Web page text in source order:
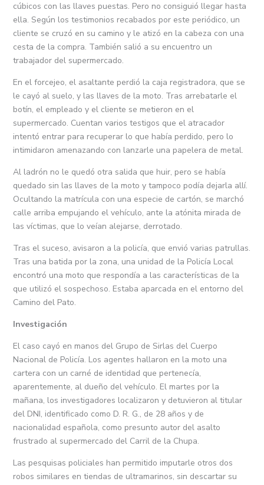
cúbicos con las llaves puestas. Pero no consiguió llegar hasta
ella. Según los testimonios recabados por este periódico, un
cliente se cruzó en su camino y le atizó en la cabeza con una
cesta de la compra. También salió a su encuentro un
trabajador del supermercado.
En el forcejeo, el asaltante perdió la caja registradora, que se
le cayó al suelo, y las llaves de la moto. Tras arrebatarle el
botín, el empleado y el cliente se metieron en el
supermercado. Cuentan varios testigos que el atracador
intentó entrar para recuperar lo que había perdido, pero lo
intimidaron amenazando con lanzarle una papelera de metal.
Al ladrón no le quedó otra salida que huir, pero se había
quedado sin las llaves de la moto y tampoco podía dejarla allí.
Ocultando la matrícula con una especie de cartón, se marchó
calle arriba empujando el vehículo, ante la atónita mirada de
las víctimas, que lo veían alejarse, derrotado.
Tras el suceso, avisaron a la policía, que envió varias patrullas.
Tras una batida por la zona, una unidad de la Policía Local
encontró una moto que respondía a las características de la
que utilizó el sospechoso. Estaba aparcada en el entorno del
Camino del Pato.
Investigación
El caso cayó en manos del Grupo de Sirlas del Cuerpo
Nacional de Policía. Los agentes hallaron en la moto una
cartera con un carné de identidad que pertenecía,
aparentemente, al dueño del vehículo. El martes por la
mañana, los investigadores localizaron y detuvieron al titular
del DNI, identificado como D. R. G., de 28 años y de
nacionalidad española, como presunto autor del asalto
frustrado al supermercado del Carril de la Chupa.
Las pesquisas policiales han permitido imputarle otros dos
robos similares en tiendas de ultramarinos, sin descartar su